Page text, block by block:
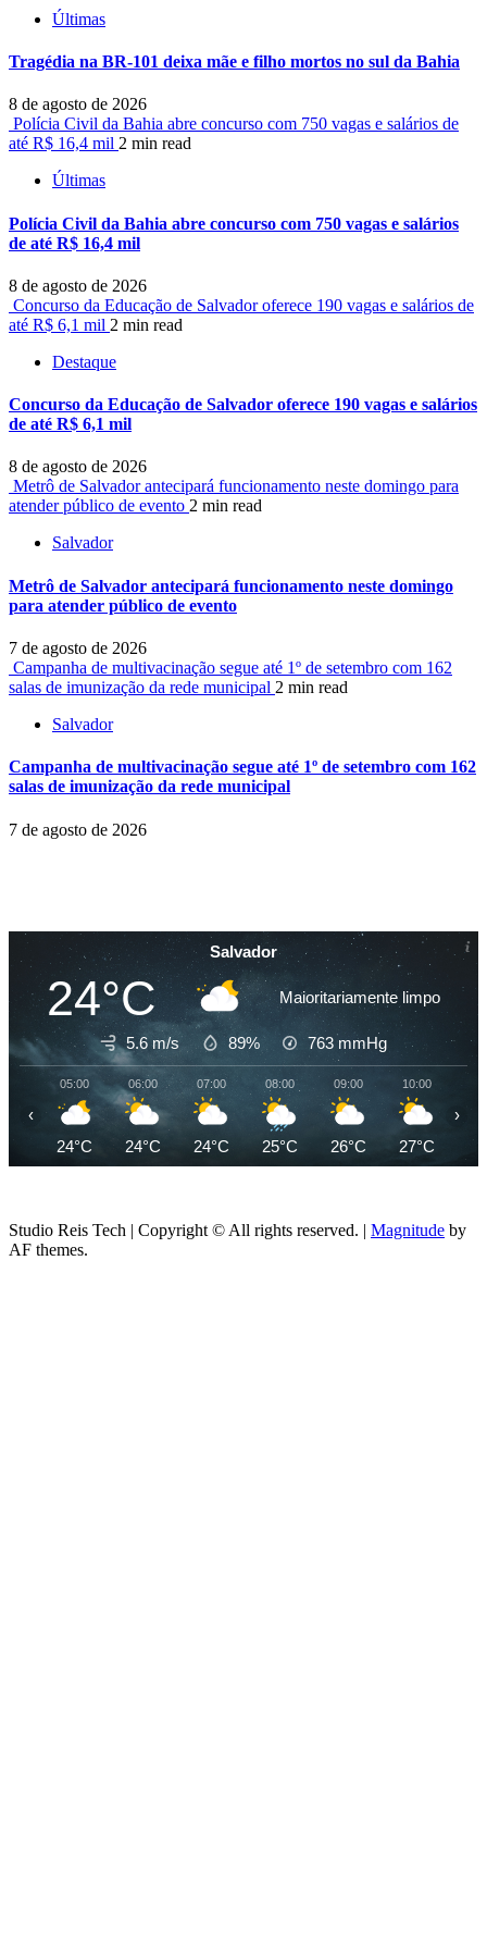
Últimas
Tragédia na BR-101 deixa mãe e filho mortos no sul da Bahia
8 de agosto de 2026
Polícia Civil da Bahia abre concurso com 750 vagas e salários de
até R$ 16,4 mil 2 min read
Últimas
Polícia Civil da Bahia abre concurso com 750 vagas e salários
de até R$ 16,4 mil
8 de agosto de 2026
Concurso da Educação de Salvador oferece 190 vagas e salários de
até R$ 6,1 mil 2 min read
Destaque
Concurso da Educação de Salvador oferece 190 vagas e salários
de até R$ 6,1 mil
8 de agosto de 2026
Metrô de Salvador antecipará funcionamento neste domingo para
atender público de evento 2 min read
Salvador
Metrô de Salvador antecipará funcionamento neste domingo
para atender público de evento
7 de agosto de 2026
Campanha de multivacinação segue até 1º de setembro com 162
salas de imunização da rede municipal 2 min read
Salvador
Campanha de multivacinação segue até 1º de setembro com 162
salas de imunização da rede municipal
7 de agosto de 2026
Salvador
24°C Maioritariamente limpo
5.6 m/s 89% 763 mmHg
05:00
24°C
06:00
24°C
07:00
24°C
08:00
25°C
09:00
26°C
10:00
27°C
‹ ›
Studio Reis Tech | Copyright © All rights reserved. | Magnitude by
AF themes.